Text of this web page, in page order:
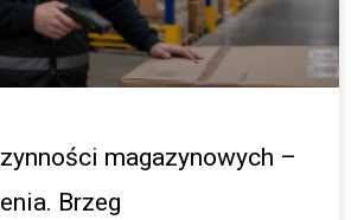
magazynowych –
Brzeg